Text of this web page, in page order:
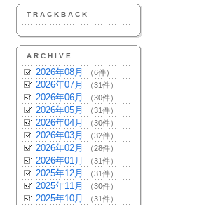
TRACKBACK
ARCHIVE
2026年08月 （6件）
2026年07月 （31件）
2026年06月 （30件）
2026年05月 （31件）
2026年04月 （30件）
2026年03月 （32件）
2026年02月 （28件）
2026年01月 （31件）
2025年12月 （31件）
2025年11月 （30件）
2025年10月 （31件）